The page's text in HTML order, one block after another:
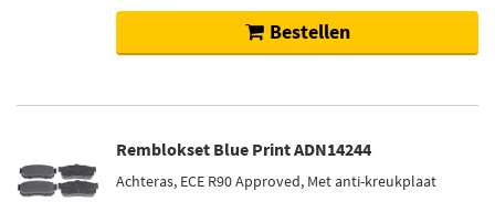
Bestellen
Remblokset Blue Print ADN14244
Achteras, ECE R90 Approved, Met anti-kreukplaat